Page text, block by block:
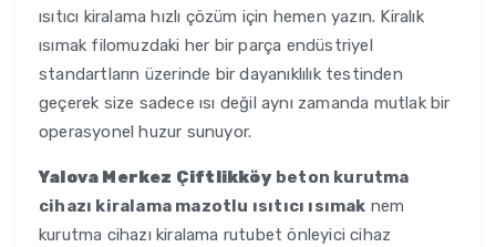
ısıtıcı kiralama hızlı çözüm için hemen yazın. Kiralık
ısımak filomuzdaki her bir parça endüstriyel
standartların üzerinde bir dayanıklılık testinden
geçerek size sadece ısı değil aynı zamanda mutlak bir
operasyonel huzur sunuyor.
Yalova Merkez Çiftlikköybeton kurutma
cihazı kiralama mazotlu ısıtıcı ısımak nem
kurutma cihazı kiralama rutubet önleyici cihaz